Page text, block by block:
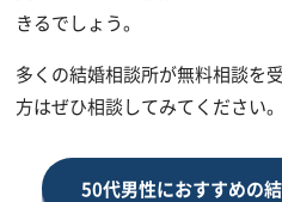
きるでしょう。
多くの結婚相談所が無料相談を
方はぜひ相談してみてください。
50代男性におすすめの